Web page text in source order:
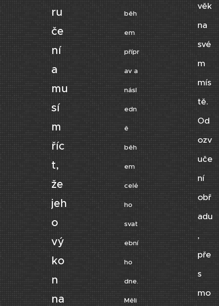
ru
če
ní
a
mu
sí
m
říc
t,
že
jeh
o
vý
ko
n
na
běh
em
přípr
av a
násl
edn
ě
běh
em
celé
ho
svat
ební
ho
dne.
Měli
věk
na
své
m
mís
tě.
Od
ozv
uče
ní
obř
adu
,
pře
s
mo